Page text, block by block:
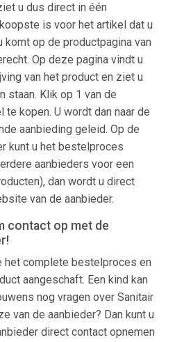
u dus direct in één
is voor het artikel dat u
komt op de productpagina van
Op deze pagina vindt u
van het product en ziet u
staan. Klik op 1 van de
kopen. U wordt dan naar de
aanbieding geleid. Op de
kunt u het bestelproces
aanbieders voor een
dan wordt u direct
van de aanbieder.
contact op met de
het complete bestelproces en
aangeschaft. Een kind kan
nog vragen over Sanitair
van de aanbieder? Dan kunt u
direct contact opnemen